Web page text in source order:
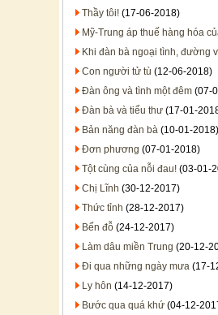
Thầy tôi! (17-06-2018)
Mỹ-Trung áp thuế hàng hóa
Khi đàn bà ngoại tình, đường
Con người tử tù (12-06-2018)
Đàn ông và tình một đêm (07-
Đàn bà và tiểu thư (17-01-
Bản năng đàn bà (10-01-2018)
Đơn phương (07-01-2018)
Tột cùng của nỗi đau! (03-01-
Chị Lĩnh (30-12-2017)
Thức tỉnh (28-12-2017)
Bến đỗ (24-12-2017)
Làm dâu miền Trung (20-12-
Đi qua những ngày mưa (17-
Ly hôn (14-12-2017)
Bước qua quá khứ (04-12-